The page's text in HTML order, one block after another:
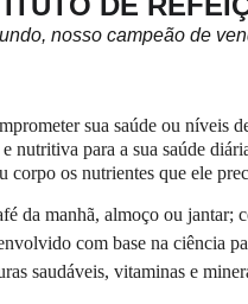
nosso campeão de
sua saúde ou níveis
nutritiva para a sua saúde
os nutrientes que ele
da manhã, almoço ou jantar;
com base na ciência
saudáveis, vitaminas e